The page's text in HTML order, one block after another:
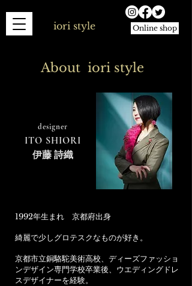
Online shop
iori style
About iori style
designer
ITO SHIORI
伊藤 詩織
1992年生まれ 京都府出身
綺麗で少しグロテスクなものが好き。
京都市立銅駱駝美術高校、ディーズファッショ
ンデザイン専門学校卒業後、ウエディングドレ
スデザイナーを経験。